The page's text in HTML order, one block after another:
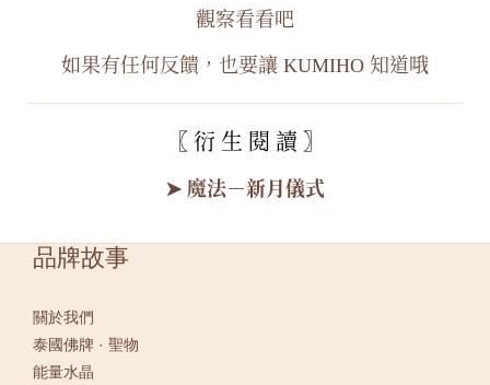
觀察看看吧
如果有任何反饋，也要讓 KUMIHO 知道哦
〖 衍 生 閱 讀 〗
➤ 魔法－新月儀式
品牌故事
關於我們
泰國佛牌 · 聖物
能量水晶